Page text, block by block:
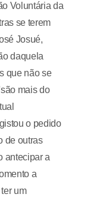
Voluntária da
se terem
Josué,
daquela
que não se
mais do
o pedido
de outras
antecipar a
a
um